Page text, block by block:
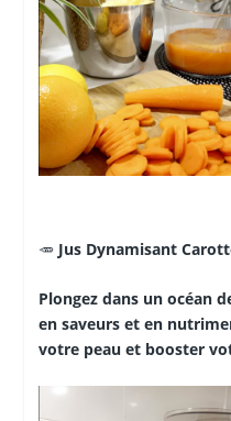
🥕 Jus Dynamisant
Plongez dans un océan
en saveurs et en
votre peau et booster